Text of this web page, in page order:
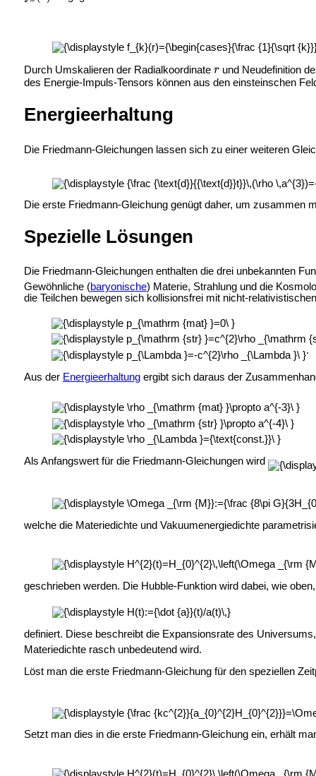
Durch Umskalieren der Radialkoordinate
und Neudefinition
des Energie-Impuls-Tensors können aus den einsteinschen
Energieerhaltung
Die Friedmann-Gleichungen lassen sich zu einer weiteren
Die erste Friedmann-Gleichung genügt daher, um zusammen
Spezielle Lösungen
Die Friedmann-Gleichungen enthalten die drei unbekannten
Gewöhnliche (baryonische) Materie, Strahlung und die
die Teilchen bewegen sich kollisionsfrei mit nicht-
.
Aus der Energieerhaltungergibt sich daraus der
Als Anfangswert für die Friedmann-Gleichungen wird
welche die Materiedichte und Vakuumenergiedichte
geschrieben werden. Die Hubble-Funktion wird dabei, wie
definiert. Diese beschreibt die Expansionsrate des
Materiedichte rasch unbedeutend wird.
Löst man die erste Friedmann-Gleichung für den speziellen
Setzt man dies in die erste Friedmann-Gleichung ein, erhält